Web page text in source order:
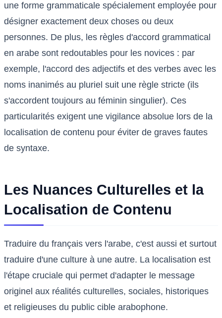
une forme grammaticale spécialement employée pour
désigner exactement deux choses ou deux
personnes. De plus, les règles d'accord grammatical
en arabe sont redoutables pour les novices : par
exemple, l'accord des adjectifs et des verbes avec les
noms inanimés au pluriel suit une règle stricte (ils
s'accordent toujours au féminin singulier). Ces
particularités exigent une vigilance absolue lors de la
localisation de contenu pour éviter de graves fautes
de syntaxe.
Les Nuances Culturelles et la
Localisation de Contenu
Traduire du français vers l'arabe, c'est aussi et surtout
traduire d'une culture à une autre. La localisation est
l'étape cruciale qui permet d'adapter le message
originel aux réalités culturelles, sociales, historiques
et religieuses du public cible arabophone.